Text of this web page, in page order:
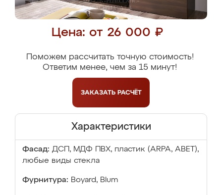
Цена: от 26 000 ₽
Поможем рассчитать точную стоимость!
Ответим менее, чем за 15 минут!
ЗАКАЗАТЬ РАСЧЁТ
Характеристики
Фасад: ДСП, МДФ ПВХ, пластик (ARPA, ABET),
любые виды стекла
Фурнитура: Boyard, Blum